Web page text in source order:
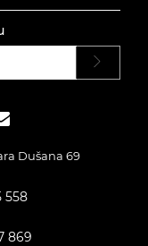
Dušana 69
558
869